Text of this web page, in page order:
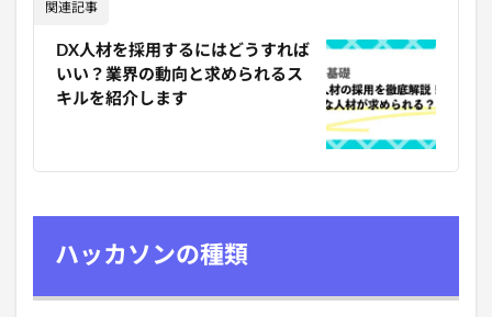
関連記事
DX人材を採用するにはどうすれば
いい？業界の動向と求められるス
キルを紹介します
ハッカソンの種類